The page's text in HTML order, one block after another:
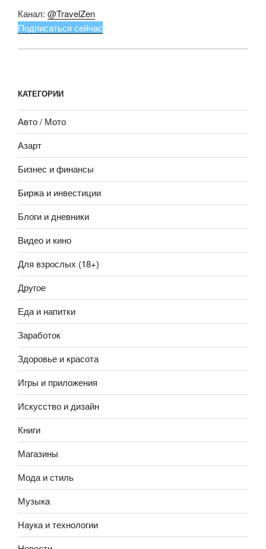
Канал: @TravelZen
Подписаться сейчас
КАТЕГОРИИ
Авто / Мото
Азарт
Бизнес и финансы
Биржа и инвестиции
Блоги и дневники
Видео и кино
Для взрослых (18+)
Другое
Еда и напитки
Заработок
Здоровье и красота
Игры и приложения
Искусство и дизайн
Книги
Магазины
Мода и стиль
Музыка
Наука и технологии